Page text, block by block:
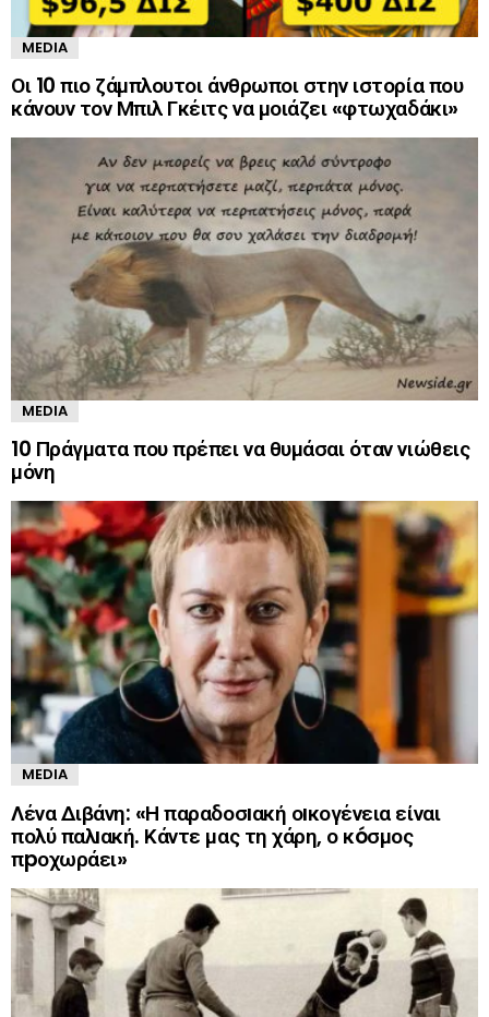
MEDIA
Οι 10 πιο ζάμπλουτοι άνθρωποι στην ιστορία που
κάνουν τον Μπιλ Γκέιτς να μοιάζει «φτωχαδάκι»
MEDIA
10 Πράγματα που πρέπει να θυμάσαι όταν νιώθεις
μόνη
MEDIA
Λένα Διβάνη: «Η παραδοσıακή οıκογένεια είναι
πολύ παλıακή. Κάντε μας τη χάρη, ο κóσμος
πpοχωράει»